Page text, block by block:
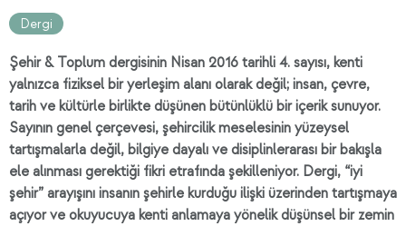
Dergi
Şehir & Toplum dergisinin Nisan 2016 tarihli 4. sayısı, kenti
yalnızca fiziksel bir yerleşim alanı olarak değil; insan, çevre,
tarih ve kültürle birlikte düşünen bütünlüklü bir içerik sunuyor.
Sayının genel çerçevesi, şehircilik meselesinin yüzeysel
tartışmalarla değil, bilgiye dayalı ve disiplinlerarası bir bakışla
ele alınması gerektiği fikri etrafında şekilleniyor. Dergi, “iyi
şehir” arayışını insanın şehirle kurduğu ilişki üzerinden tartışmaya
açıyor ve okuyucuya kenti anlamaya yönelik düşünsel bir zemin